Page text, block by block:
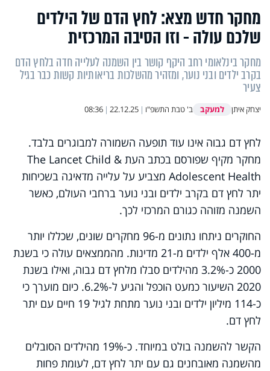
מחקר חדש מצא: לחץ הדם של הילדים
שלכם עולה - וזו הסיבה המרכזית
מחקר בינלאומי רחב היקף קושר בין השמנה לעלייה חדה בלחץ הדם
בקרב ילדים ובני נוער, ומזהיר מהשלכות בריאותיות קשות כבר בגיל
צעיר
יצחק איתן למעקב ב' טבת התשפ"ו |
22.12.25
|
08:36
לחץ דם גבוה אינו עוד תופעה השמורה למבוגרים בלבד.
מחקר מקיף שפורסם בכתב העת The Lancet Child &
Adolescent Health מצביע על עלייה מדאיגה בשכיחות
יתר לחץ דם בקרב ילדים ובני נוער ברחבי העולם, כאשר
השמנה מזוהה כגורם המרכזי לכך.
החוקרים ניתחו נתונים מ-96 מחקרים שונים, שכללו יותר
מ-400 אלף ילדים מ-21 מדינות. מהממצאים עולה כי בשנת
2000 כ-3.2% מהילדים סבלו מלחץ דם גבוה, ואילו בשנת
2020 השיעור כמעט הוכפל והגיע ל-6.2%. כיום מוערך כי
כ-114 מיליון ילדים ובני נוער מתחת לגיל 19 חיים עם יתר
לחץ דם.
הקשר להשמנה בולט במיוחד. כ-19% מהילדים הסובלים
מהשמנה מאובחנים גם עם יתר לחץ דם, לעומת פחות